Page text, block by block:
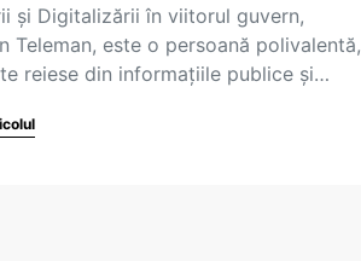
și Digitalizării în viitorul guvern,
Teleman, este o persoană polivalentă,
reiese din informațiile publice și…